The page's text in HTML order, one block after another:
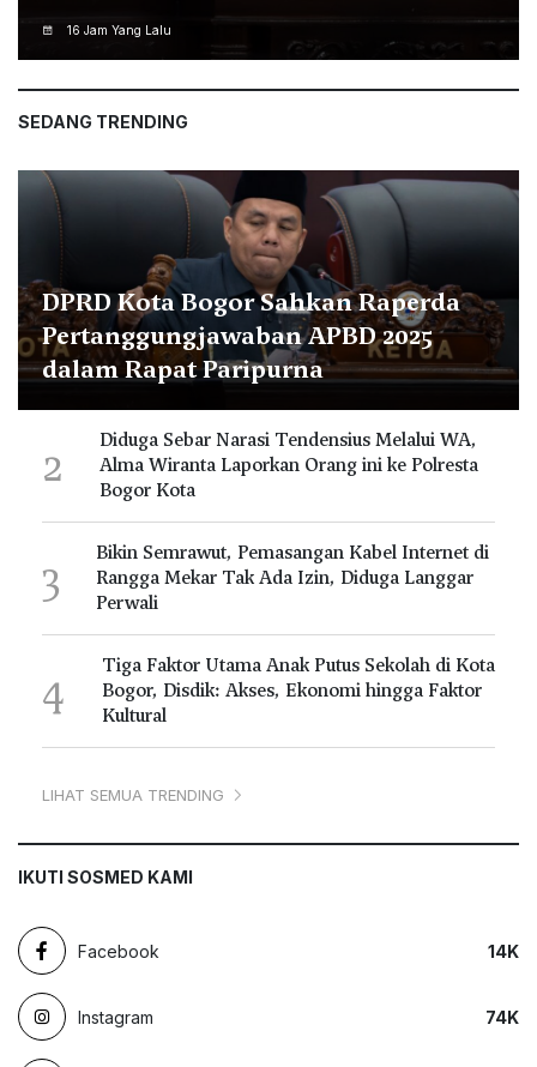
16 Jam Yang Lalu
SEDANG TRENDING
DPRD Kota Bogor Sahkan Raperda
Pertanggungjawaban APBD 2025
dalam Rapat Paripurna
2
Diduga Sebar Narasi Tendensius Melalui WA,
Alma Wiranta Laporkan Orang ini ke Polresta
Bogor Kota
3
Bikin Semrawut, Pemasangan Kabel Internet di
Rangga Mekar Tak Ada Izin, Diduga Langgar
Perwali
4
Tiga Faktor Utama Anak Putus Sekolah di Kota
Bogor, Disdik: Akses, Ekonomi hingga Faktor
Kultural
LIHAT SEMUA TRENDING
IKUTI SOSMED KAMI
Facebook 14K
Instagram 74K